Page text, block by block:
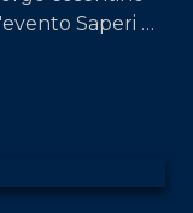
Saperi e